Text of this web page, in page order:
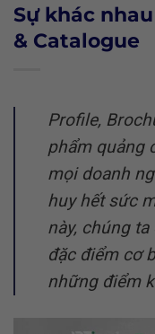
Sự khác
& Catalogue
Profile,
phẩm quảng
mọi doanh
huy hết sức
này, chúng
đặc điểm cơ
những điểm